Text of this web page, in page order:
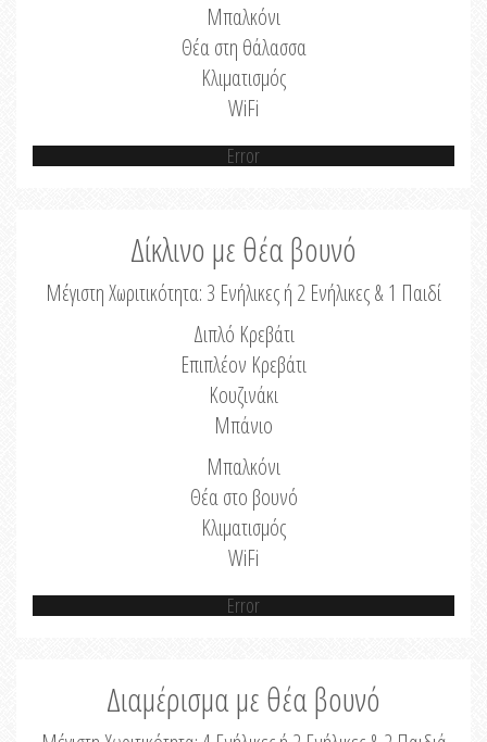
Μπαλκόνι
Θέα στη θάλασσα
Κλιματισμός
WiFi
Error
Δίκλινο με θέα βουνό
Μέγιστη Χωριτικότητα: 3 Ενήλικες ή 2 Ενήλικες & 1 Παιδί
Διπλό Κρεβάτι
Επιπλέον Κρεβάτι
Κουζινάκι
Μπάνιο
Μπαλκόνι
Θέα στο βουνό
Κλιματισμός
WiFi
Error
Διαμέρισμα με θέα βουνό